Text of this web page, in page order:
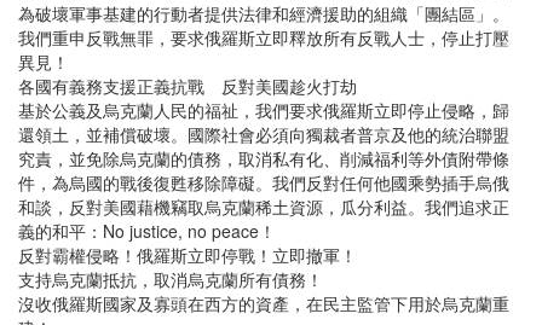
為破壞軍事基建的行動者提供法律和經濟援助的組織「團結區」。
我們重申反戰無罪，要求俄羅斯立即釋放所有反戰人士，停止打壓
異見！
各國有義務支援正義抗戰 反對美國趁火打劫
基於公義及烏克蘭人民的福祉，我們要求俄羅斯立即停止侵略，歸
還領土，並補償破壞。國際社會必須向獨裁者普京及他的統治聯盟
究責，並免除烏克蘭的債務，取消私有化、削減福利等外債附帶條
件，為烏國的戰後復甦移除障礙。我們反對任何他國乘勢插手烏俄
和談，反對美國藉機竊取烏克蘭稀土資源，瓜分利益。我們追求正
義的和平：No justice, no peace！
反對霸權侵略！俄羅斯立即停戰！立即撤軍！
支持烏克蘭抵抗，取消烏克蘭所有債務！
沒收俄羅斯國家及寡頭在西方的資產，在民主監管下用於烏克蘭重